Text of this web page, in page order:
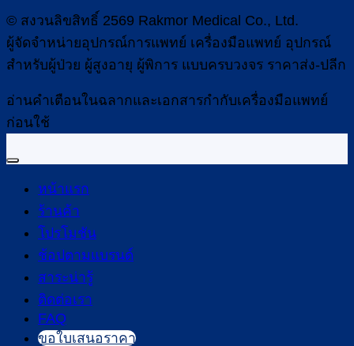
© สงวนลิขสิทธิ์ 2569 Rakmor Medical Co., Ltd.
ผู้จัดจำหน่ายอุปกรณ์การแพทย์ เครื่องมือแพทย์ อุปกรณ์
สำหรับผู้ป่วย ผู้สูงอายุ ผู้พิการ แบบครบวงจร ราคาส่ง-ปลีก
อ่านคำเตือนในฉลากและเอกสารกำกับเครื่องมือแพทย์
ก่อนใช้
หน้าแรก
ร้านค้า
โปรโมชัน
ช้อปตามแบรนด์
สาระน่ารู้
ติดต่อเรา
FAQ
ขอใบเสนอราคา